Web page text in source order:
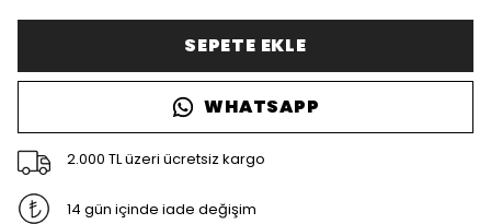
SEPETE EKLE
WHATSAPP
2.000 TL üzeri ücretsiz kargo
14 gün içinde iade değişim